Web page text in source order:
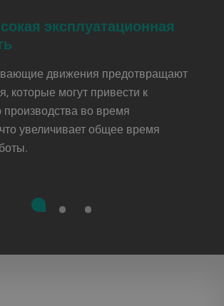
эксплуатационная
движения предотвращают
которые могут привести к
во время
увеличивает общее время